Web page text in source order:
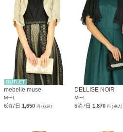
mebelle muse
M〜L
6泊7日 1,650 円 (税込)
DELLISE NOIR
M〜L
6泊7日1,870円 (税込)